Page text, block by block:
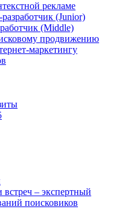
рекламе
(Junior)
(Middle)
продвижению
маркетингу
встреч – экспертный
поисковиков